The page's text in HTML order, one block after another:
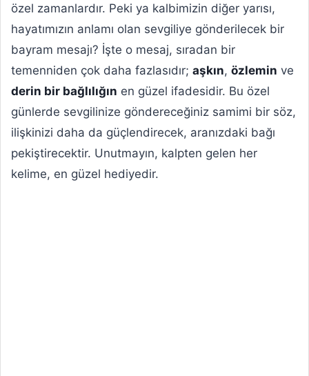
özel zamanlardır. Peki ya kalbimizin diğer yarısı,
hayatımızın anlamı olan sevgiliye gönderilecek bir
bayram mesajı? İşte o mesaj, sıradan bir
temenniden çok daha fazlasıdır; aşkın, özlemin ve
derin bir bağlılığın en güzel ifadesidir. Bu özel
günlerde sevgilinize göndereceğiniz samimi bir söz,
ilişkinizi daha da güçlendirecek, aranızdaki bağı
pekiştirecektir. Unutmayın, kalpten gelen her
kelime, en güzel hediyedir.